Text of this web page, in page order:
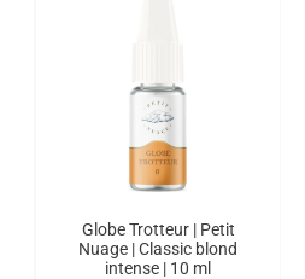
Globe Trotteur | Petit
Nuage | Classic blond
intense | 10 ml